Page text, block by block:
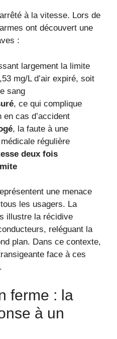
à la vitesse. Lors de
ont découvert une
:
largement la limite
mg/L d’air expiré, soit
sang
, ce qui complique
cas d’accident
, la faute à une
régulière
deux fois
une menace
les usagers. La
illustre la récidive
reléguant la
plan. Dans ce contexte,
face à ces
ferme : la
à un